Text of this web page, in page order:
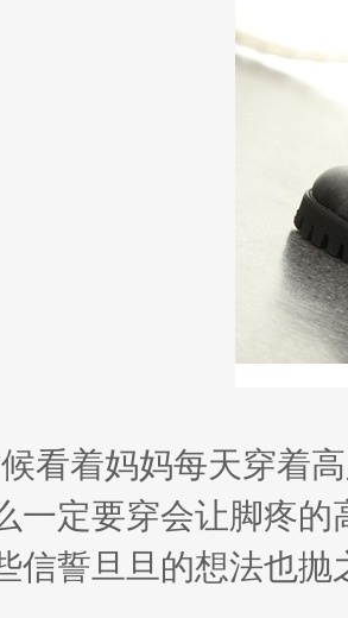
着妈妈每天穿着高
一定要穿会让脚疼
信誓旦旦的想法也